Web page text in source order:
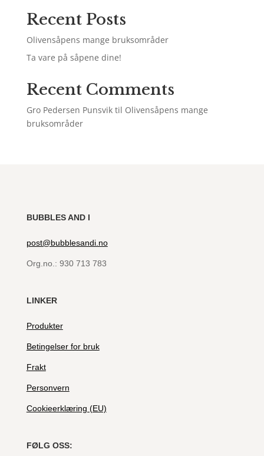
Recent Posts
Olivensåpens mange bruksområder
Ta vare på såpene dine!
Recent Comments
Gro Pedersen Punsviktil Olivensåpens mange
bruksområder
BUBBLES AND I
post@bubblesandi.no
Org.no.: 930 713 783
LINKER
Produkter
Betingelser for bruk
Frakt
Personvern
Cookieerklæring (EU)
FØLG OSS: